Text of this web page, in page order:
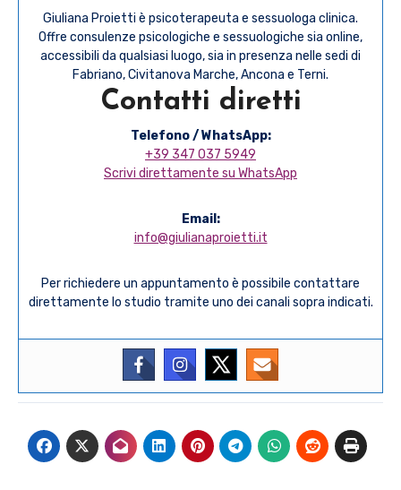
Giuliana Proietti è psicoterapeuta e sessuologa clinica.
Offre consulenze psicologiche e sessuologiche sia online,
accessibili da qualsiasi luogo, sia in presenza nelle sedi di
Fabriano, Civitanova Marche, Ancona e Terni.
Contatti diretti
Telefono / WhatsApp:
+39 347 037 5949
Scrivi direttamente su WhatsApp
Email:
info@giulianaproietti.it
Per richiedere un appuntamento è possibile contattare
direttamente lo studio tramite uno dei canali sopra indicati.